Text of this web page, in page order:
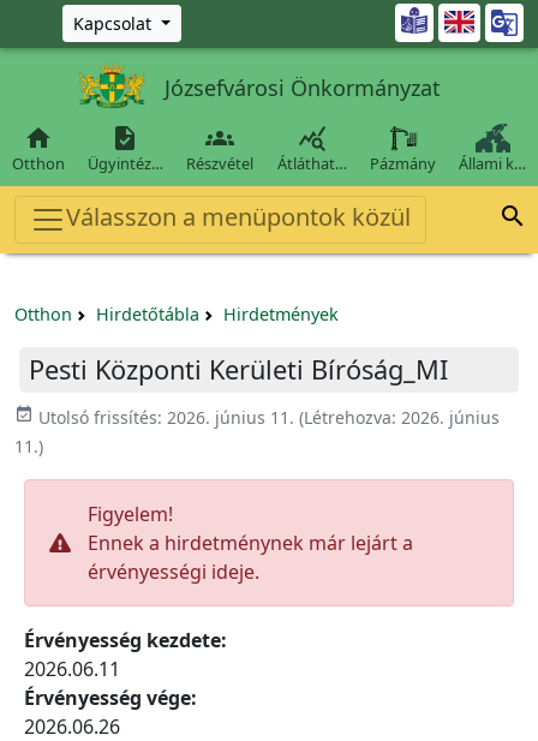
Ugrás a fő tartalomra
Kapcsolat 
Józsefvárosi Önkormányzat

Otthon

Ügyintéz…

Részvétel

Átláthat… Pázmány Állami k…
Válasszon a menüpontok közül 
Otthon Hirdetőtábla Hirdetmények
Pesti Központi Kerületi Bíróság_MI
event_available Utolsó frissítés: 2026. június 11. (Létrehozva: 2026. június
11.)
Figyelem!
Ennek a hirdetménynek már lejárt a
érvényességi ideje.
Érvényesség kezdete:
2026.06.11
Érvényesség vége:
2026.06.26